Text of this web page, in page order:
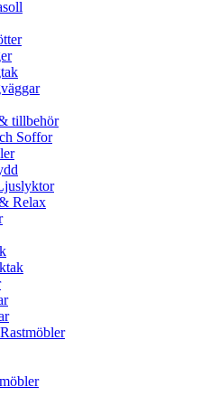
tillbehör
Soffor
Relax